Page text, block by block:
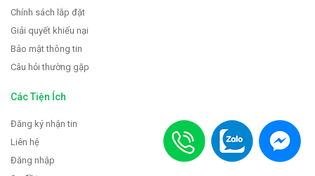
Chính sách lắp đặt
Giải quyết khiếu nại
Bảo mật thông tin
Câu hỏi thường gặp
Các Tiện Ích
Đăng ký nhận tin
Liên hệ
Đăng nhập